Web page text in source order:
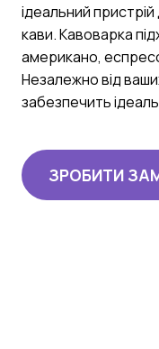
ідеальний
кави. Кавоварка
американо,
Незалежно від
забезпечить
ЗРОБИТИ